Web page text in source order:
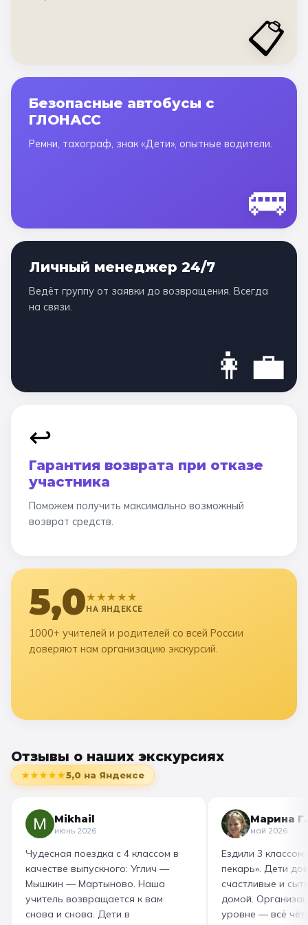
📋
Безопасные автобусы с
ГЛОНАСС
Ремни, тахограф, знак «Дети», опытные водители.
🚌
Личный менеджер 24/7
Ведёт группу от заявки до возвращения. Всегда
на связи.
👩‍💼
↩️
Гарантия возврата при отказе
участника
Поможем получить максимально возможный
возврат средств.
5,0★★★★★
НА ЯНДЕКСЕ
1000+ учителей и родителей со всей России
доверяют нам организацию экскурсий.
Отзывы о наших экскурсиях
★★★★★5,0 на Яндексе
Mikhail
июнь 2026
Чудесная поездка с 4 классом в
качестве выпускного: Углич —
Мышкин — Мартыново. Наша
учитель возвращается к вам
снова и снова. Дети в
Марина Г.
май 2026
Ездили 3 классом
пекарь». Дети
счастливые и
домой.
уровне — всё